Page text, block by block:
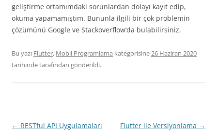
geliştirme ortamımdaki sorunlardan dolayı kayıt edip,
okuma yapamamıştım. Bununla ilgili bir çok problemin
çözümünü Google ve Stackoverflow’da bulabilirsiniz.
Bu yazı Flutter, Mobil Programlama kategorisine26 Haziran 2020
tarihindetarafından gönderildi.
Yazı
← RESTful API Uygulamaları
Flutter ile Versiyonlama →